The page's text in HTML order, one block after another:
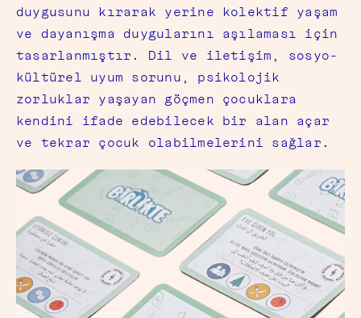
duygusunu kırarak yerine kolektif yaşam
ve dayanışma duygularını aşılaması için
tasarlanmıştır. Dil ve iletişim, sosyo-
kültürel uyum sorunu, psikolojik
zorluklar yaşayan göçmen çocuklara
kendini ifade edebilecek bir alan açar
ve tekrar çocuk olabilmelerini sağlar.